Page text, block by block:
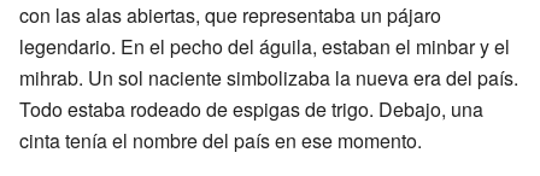
con las alas abiertas, que representaba un pájaro
legendario. En el pecho del águila, estaban el minbar y el
mihrab. Un sol naciente simbolizaba la nueva era del país.
Todo estaba rodeado de espigas de trigo. Debajo, una
cinta tenía el nombre del país en ese momento.